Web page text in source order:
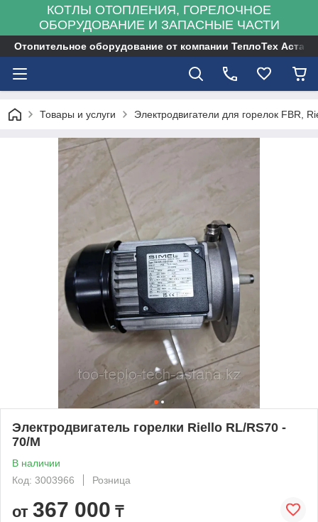
КОТЛЫ ОТОПЛЕНИЯ, ГОРЕЛОЧНОЕ
ОБОРУДОВАНИЕ И ЗАПАСНЫЕ ЧАСТИ
Отопительное оборудование от компании ТеплоТех Астана
Товары и услуги Электродвигатели для горелок FBR,
Электродвигатель горелки Riello RL/RS70 -
70/M
В наличии
Код: 3003966
Розница
от 367 000 ₸